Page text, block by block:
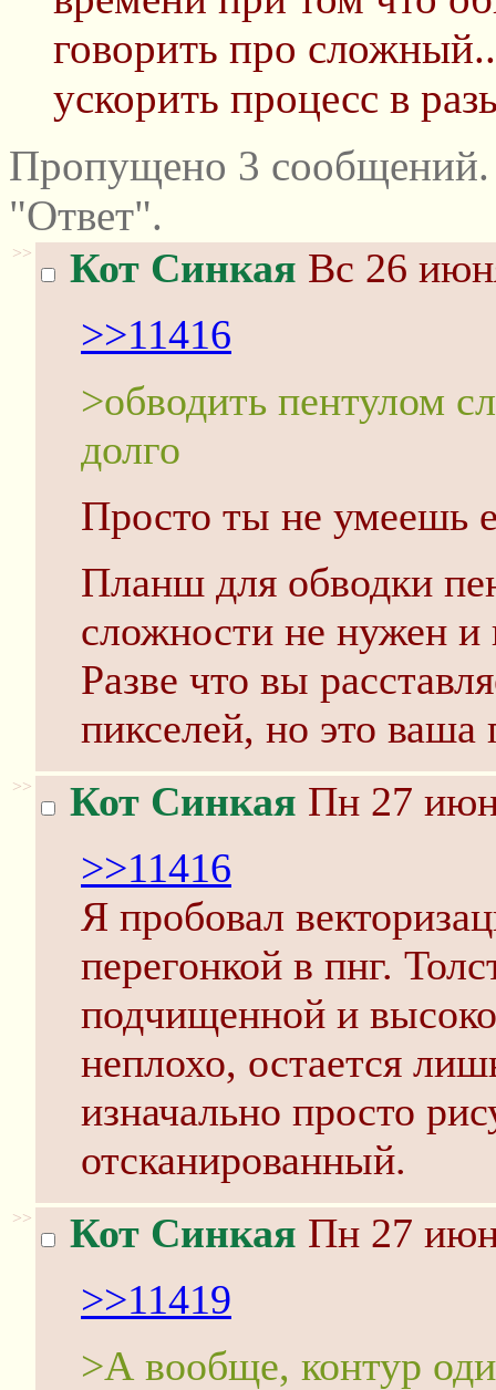
говорить про
ускорить процесс в
Пропущено 3
"Ответ".
>> Кот Синкая Вс 26
>>11416
>обводить пентулом
долго
Просто ты не умеешь
Планш для обводки
сложности не нужен и
Разве что вы
пикселей, но это ваша
>> Кот Синкая Пн 27
>>11416
Я пробовал
перегонкой в пнг.
подчищенной и
неплохо, остается
изначально просто
отсканированный.
>> Кот Синкая Пн 27
>>11419
>А вообще, контур